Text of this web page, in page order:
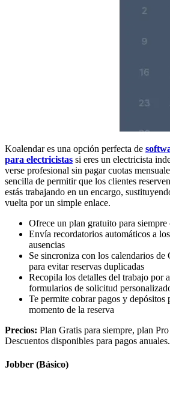
Koalendar es una opción perfecta de
para electricistas si eres un electricista
verse profesional sin pagar cuotas
sencilla de permitir que los clientes
estás trabajando en un encargo,
vuelta por un simple enlace.
Ofrece un plan gratuito para
Envía recordatorios automáticos a
ausencias
Se sincroniza con los calendarios
para evitar reservas duplicadas
Recopila los detalles del trabajo por
formularios de solicitud
Te permite cobrar pagos y depósitos
momento de la reserva
Precios: Plan Gratis para siempre, plan
Descuentos disponibles para pagos anuales.
Jobber (Básico)